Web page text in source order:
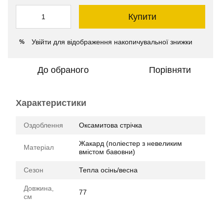
Купити
% Увійти для відображення накопичувальної знижки
До обраного Порівняти
Характеристики
Оздоблення Оксамитова стрічка
Матеріал
Жакард (поліестер з невеликим
вмістом бавовни)
Сезон Тепла осінь/весна
Довжина,
см
77